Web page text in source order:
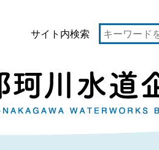
サイト内検索